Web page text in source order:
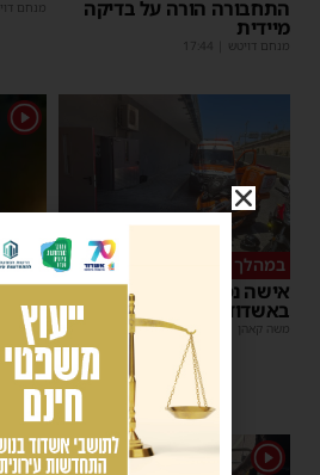
התחבורה הורה על בדיקה
מיידית
מנחם דויטש 17:44
מנחם
במהלך העבודה
אישה נפלה מסולם במחסן
באשדוד
משה קאהן 17:31
1
צפו
אותו
משה קאהן
1
1